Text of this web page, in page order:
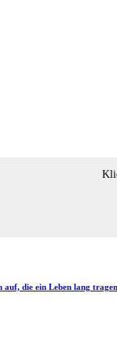
auf, die ein Leben lang tragen